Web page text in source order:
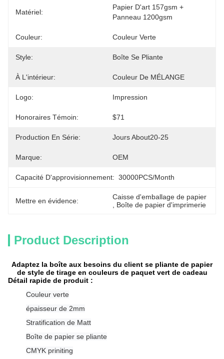
Matériel:
Papier D'art 157gsm +
Panneau 1200gsm
Couleur: Couleur Verte
Style: Boîte Se Pliante
À L'intérieur: Couleur De MÉLANGE
Logo: Impression
Honoraires Témoin: $71
Production En Série: Jours About20-25
Marque: OEM
Capacité D'approvisionnement: 30000PCS/Month
Mettre en évidence:
Caisse d'emballage de papier
Boîte de papier d'imprimerie
Product Description
Adaptez la boîte aux besoins du client se pliante de papier
de style de tirage en couleurs de paquet vert de cadeau
Détail rapide de produit :
Couleur verte
épaisseur de 2mm
Stratification de Matt
Boîte de papier se pliante
CMYK priniting